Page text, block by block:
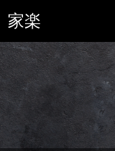
楽